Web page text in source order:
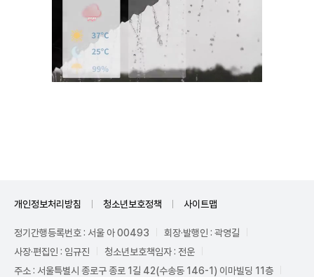
개인정보처리방침 청소년보호정책 사이트맵
정기간행등록번호 : 서울 아 00493
회장·발행인 : 곽영길
사장·편집인 : 임규진
청소년보호책임자 : 전운
주소 : 서울특별시 종로구 종로 1길 42(수송동 146-1) 이마빌딩 11층